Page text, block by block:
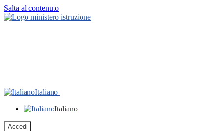
Salta al contenuto
Italiano
Italiano
Accedi